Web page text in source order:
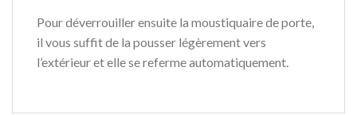
Pour déverrouiller ensuite la moustiquaire de porte,
il vous suffit de la pousser légèrement vers
l’extérieur et elle se referme automatiquement.